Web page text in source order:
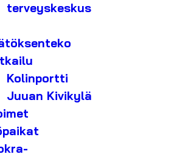
terveyskeskus
Kolinportti
Juuan Kivikylä